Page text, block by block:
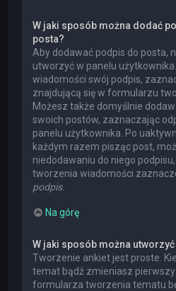
W jaki sposób można dodać
posta?
Aby dodawać podpis do posta,
utworzyć w panelu
wiadomości swój podpis,
znajdującą się w formularzu
Możesz także domyślnie
swoich postów, zaznaczając
panelu użytkownika. Po
każdym razem pisząc post,
niedodawaniu do niego
tworzenia wiadomości
podpis.
Na górę
W jaki sposób można utworzyć
Tworzenie ankiet jest proste.
temat bądź zmieniasz
formularza tworzenia tematu